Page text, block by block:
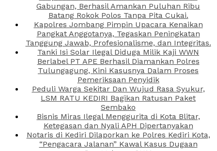
Gabungan, Berhasil Amankan Puluhan Ribu
Batang Rokok Polos Tanpa Pita Cukai.
Kapolres Jombang Pimpin Upacara Kenaikan
Pangkat Anggotanya, Tegaskan Peningkatan
Tanggung Jawab, Profesionalisme, dan Integritas.
Tanki Isi Solar Ilegal Diduga Milik Kaji WWN
Berlabel PT APE Berhasil Diamankan Polres
Tulungagung, Kini Kasusnya Dalam Proses
Pemeriksaan Penyidik
Peduli Warga Sekitar Dan Wujud Rasa Syukur,
LSM RATU KEDIRI Bagikan Ratusan Paket
Sembako
Bisnis Miras Ilegal Menggurita di Kota Blitar,
Ketegasan dan Nyali APH Dipertanyakan
Notaris di Kediri Dilaporkan ke Polres Kediri Kota,
“Pengacara Jalanan” Kawal Kasus Dugaan